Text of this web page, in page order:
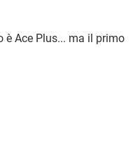
è Ace Plus... ma il primo